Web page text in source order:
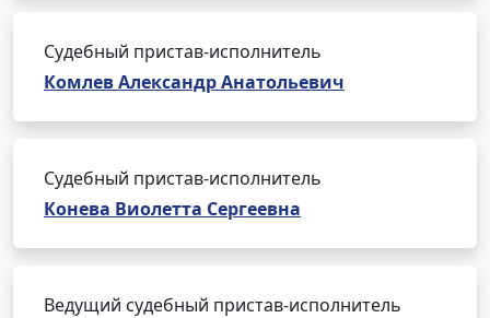
Судебный пристав-исполнитель
Комлев Александр Анатольевич
Судебный пристав-исполнитель
Конева Виолетта Сергеевна
Ведущий судебный пристав-исполнитель